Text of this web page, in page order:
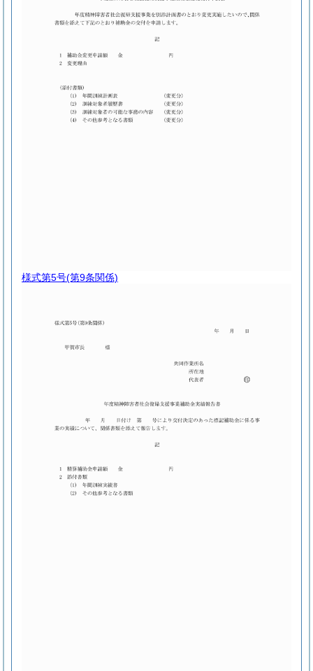
様式第5号(第9条関係)